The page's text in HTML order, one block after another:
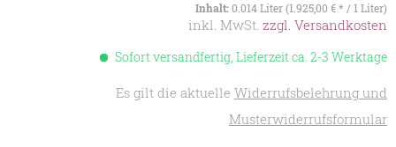
Inhalt:0.014 Liter (1.925,00 € * / 1 Liter)
inkl. MwSt. zzgl. Versandkosten
Sofort versandfertig, Lieferzeit ca. 2-3 Werktage
Es gilt die aktuelle Widerrufsbelehrung und
Musterwiderrufsformular